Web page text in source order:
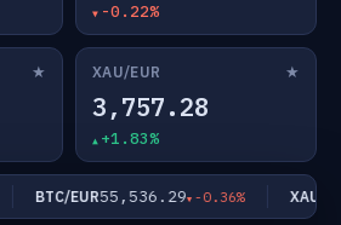
-0.22%
★ XAU/EUR ★
3,757.28
+1.83%
BTC/EUR55,536.29 -0.36% XAU/